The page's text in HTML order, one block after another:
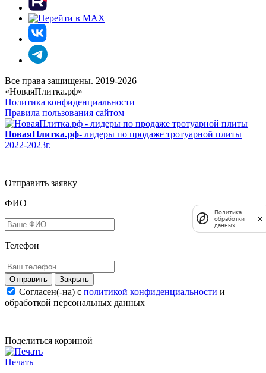
Все права защищены. 2019-2026
«НоваяПлитка.рф»
Политика конфиденциальности
Правила пользования сайтом
НоваяПлитка.рф- лидеры по продаже тротуарной плиты
2022-2023г.
Отправить заявку
ФИО
Телефон
Закрыть
Согласен(-на) c политикой конфиденциальности и
обработкой персональных данных
Поделиться корзиной
Печать
Политика
обработки
данных